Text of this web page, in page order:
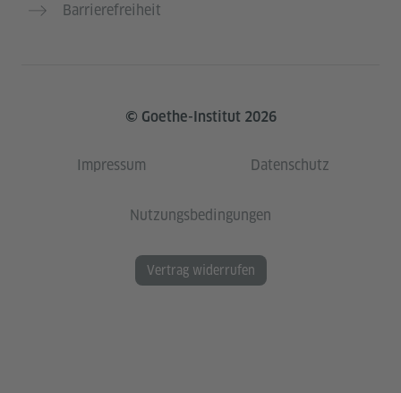
Barrierefreiheit
© Goethe-Institut 2026
Impressum Datenschutz
Nutzungsbedingungen
Vertrag widerrufen